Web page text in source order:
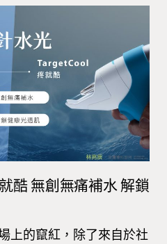
酷 無創無痛補水 解鎖
上的竄紅，除了來自於社